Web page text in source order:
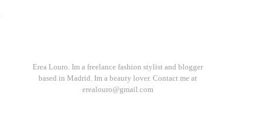
Erea Louro. Im a freelance fashion stylist and blogger
based in Madrid. Im a beauty lover. Contact me at
erealouro@gmail.com